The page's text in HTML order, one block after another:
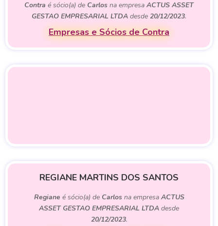
Contra é sócio(a) de Carlos na empresa ACTUS ASSET
GESTAO EMPRESARIAL LTDA desde 20/12/2023.
Empresas e Sócios de Contra
REGIANE MARTINS DOS SANTOS
Regiane é sócio(a) de Carlosna empresa ACTUS
ASSET GESTAO EMPRESARIAL LTDA desde
20/12/2023.